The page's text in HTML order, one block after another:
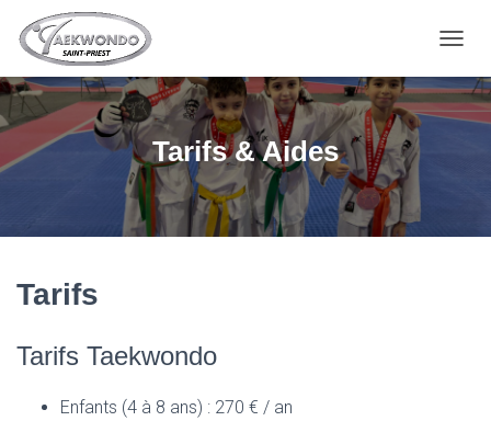
Tarifs & Aides
Tarifs
Tarifs Taekwondo
Enfants (4 à 8 ans) : 270 € / an